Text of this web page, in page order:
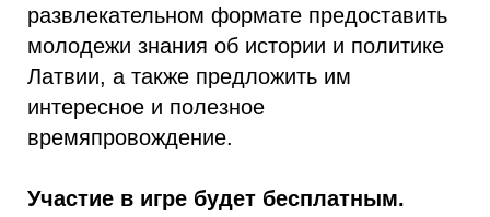
развлекательном формате предоставить
молодежи знания об истории и политике
Латвии, а также предложить им
интересное и полезное
времяпровождение.
Участие в игре будет бесплатным.